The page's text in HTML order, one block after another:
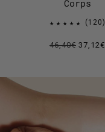
Corps
120
46,40€ 37,12€